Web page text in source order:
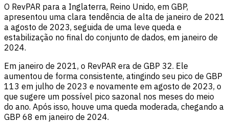
O RevPAR para a Inglaterra, Reino Unido, em GBP,
apresentou uma clara tendência de alta de janeiro de 2021
a agosto de 2023, seguida de uma leve queda e
estabilização no final do conjunto de dados, em janeiro de
2024.
Em janeiro de 2021, o RevPAR era de GBP 32. Ele
aumentou de forma consistente, atingindo seu pico de GBP
113 em julho de 2023 e novamente em agosto de 2023, o
que sugere um possível pico sazonal nos meses do meio
do ano. Após isso, houve uma queda moderada, chegando a
GBP 68 em janeiro de 2024.